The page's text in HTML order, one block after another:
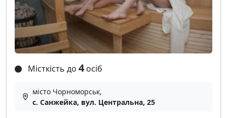
Місткість до 4 осіб
місто Чорноморськ,
c. Санжейка, вул. Центральна, 25